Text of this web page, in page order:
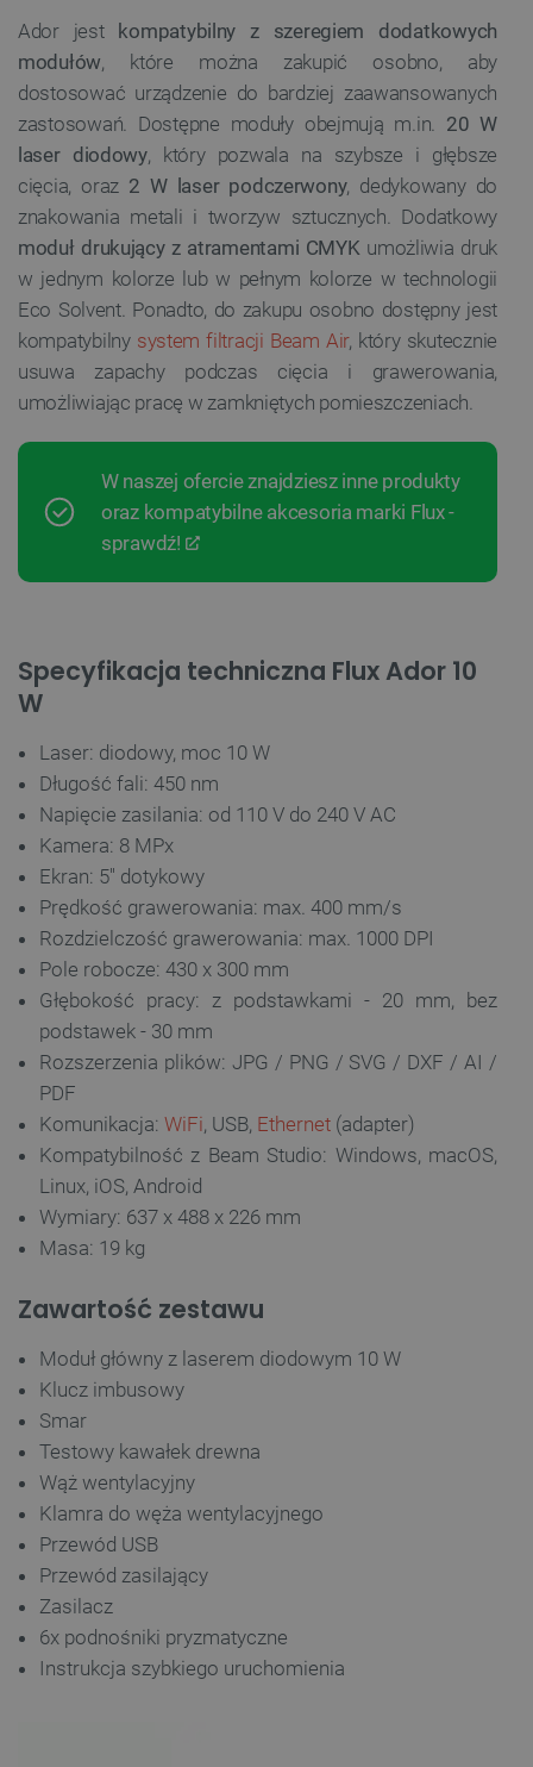
Ador jest kompatybilny z szeregiem dodatkowych
modułów, które można zakupić osobno, aby
dostosować urządzenie do bardziej zaawansowanych
zastosowań. Dostępne moduły obejmują m.in. 20 W
laser diodowy, który pozwala na szybsze i głębsze
cięcia, oraz 2 W laser podczerwony, dedykowany do
znakowania metali i tworzyw sztucznych. Dodatkowy
moduł drukujący z atramentami CMYK umożliwia druk
w jednym kolorze lub w pełnym kolorze w technologii
Eco Solvent. Ponadto, do zakupu osobno dostępny jest
kompatybilny system filtracji Beam Air, który skutecznie
usuwa zapachy podczas cięcia i grawerowania,
umożliwiając pracę w zamkniętych pomieszczeniach.
W naszej ofercie znajdziesz inne produkty
oraz kompatybilne akcesoria marki Flux -
sprawdź!
Specyfikacja techniczna Flux Ador 10
W
Laser: diodowy, moc 10 W
Długość fali: 450 nm
Napięcie zasilania: od 110 V do 240 V AC
Kamera: 8 MPx
Ekran: 5'' dotykowy
Prędkość grawerowania: max. 400 mm/s
Rozdzielczość grawerowania: max. 1000 DPI
Pole robocze: 430 x 300 mm
Głębokość pracy: z podstawkami - 20 mm, bez
podstawek - 30 mm
Rozszerzenia plików: JPG / PNG / SVG / DXF / AI /
PDF
Komunikacja: WiFi, USB, Ethernet (adapter)
Kompatybilność z Beam Studio: Windows, macOS,
Linux, iOS, Android
Wymiary: 637 x 488 x 226 mm
Masa: 19 kg
Zawartość zestawu
Moduł główny z laserem diodowym 10 W
Klucz imbusowy
Smar
Testowy kawałek drewna
Wąż wentylacyjny
Klamra do węża wentylacyjnego
Przewód USB
Przewód zasilający
Zasilacz
6x podnośniki pryzmatyczne
Instrukcja szybkiego uruchomienia
VISITOR_PRIVACY_METADATA
.youtube.com
__cf_bm
__cf_bm
LaSID
Polityce prywatności Google